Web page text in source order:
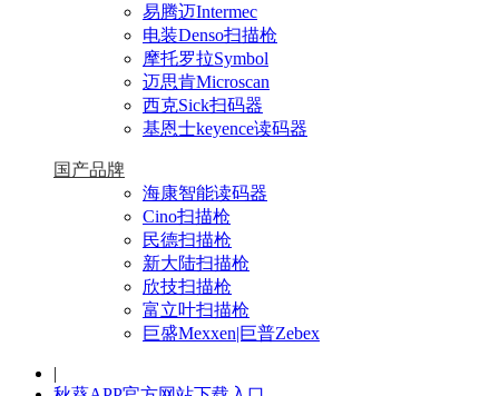
易腾迈Intermec
电装Denso扫描枪
摩托罗拉Symbol
迈思肯Microscan
西克Sick扫码器
基恩士keyence读码器
国产品牌
海康智能读码器
Cino扫描枪
民德扫描枪
新大陆扫描枪
欣技扫描枪
富立叶扫描枪
巨盛Mexxen|巨普Zebex
|